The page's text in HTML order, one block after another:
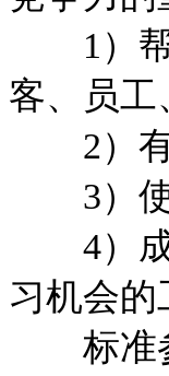
1）帮
客、员工
2）有
3）使
4）成
习机会的
标准参